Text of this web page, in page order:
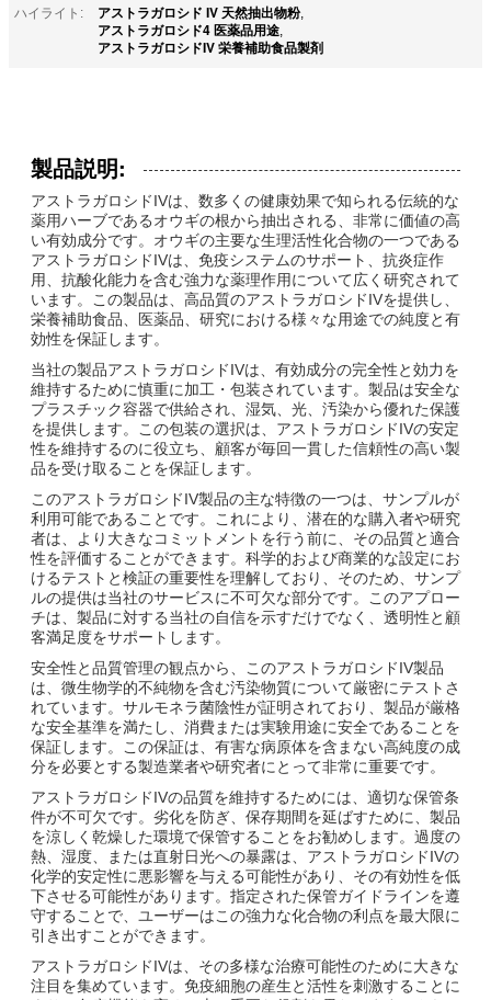
ハイライト:
アストラガロシド IV 天然抽出物粉,
アストラガロシド4 医薬品用途,
アストラガロシドIV 栄養補助食品製剤
製品説明:
アストラガロシドIVは、数多くの健康効果で知られる伝統的な
薬用ハーブであるオウギの根から抽出される、非常に価値の高
い有効成分です。オウギの主要な生理活性化合物の一つである
アストラガロシドIVは、免疫システムのサポート、抗炎症作
用、抗酸化能力を含む強力な薬理作用について広く研究されて
います。この製品は、高品質のアストラガロシドIVを提供し、
栄養補助食品、医薬品、研究における様々な用途での純度と有
効性を保証します。
当社の製品アストラガロシドIVは、有効成分の完全性と効力を
維持するために慎重に加工・包装されています。製品は安全な
プラスチック容器で供給され、湿気、光、汚染から優れた保護
を提供します。この包装の選択は、アストラガロシドIVの安定
性を維持するのに役立ち、顧客が毎回一貫した信頼性の高い製
品を受け取ることを保証します。
このアストラガロシドIV製品の主な特徴の一つは、サンプルが
利用可能であることです。これにより、潜在的な購入者や研究
者は、より大きなコミットメントを行う前に、その品質と適合
性を評価することができます。科学的および商業的な設定にお
けるテストと検証の重要性を理解しており、そのため、サンプ
ルの提供は当社のサービスに不可欠な部分です。このアプロー
チは、製品に対する当社の自信を示すだけでなく、透明性と顧
客満足度をサポートします。
安全性と品質管理の観点から、このアストラガロシドIV製品
は、微生物学的不純物を含む汚染物質について厳密にテストさ
れています。サルモネラ菌陰性が証明されており、製品が厳格
な安全基準を満たし、消費または実験用途に安全であることを
保証します。この保証は、有害な病原体を含まない高純度の成
分を必要とする製造業者や研究者にとって非常に重要です。
アストラガロシドIVの品質を維持するためには、適切な保管条
件が不可欠です。劣化を防ぎ、保存期間を延ばすために、製品
を涼しく乾燥した環境で保管することをお勧めします。過度の
熱、湿度、または直射日光への暴露は、アストラガロシドIVの
化学的安定性に悪影響を与える可能性があり、その有効性を低
下させる可能性があります。指定された保管ガイドラインを遵
守することで、ユーザーはこの強力な化合物の利点を最大限に
引き出すことができます。
アストラガロシドIVは、その多様な治療可能性のために大きな
注目を集めています。免疫細胞の産生と活性を刺激することに